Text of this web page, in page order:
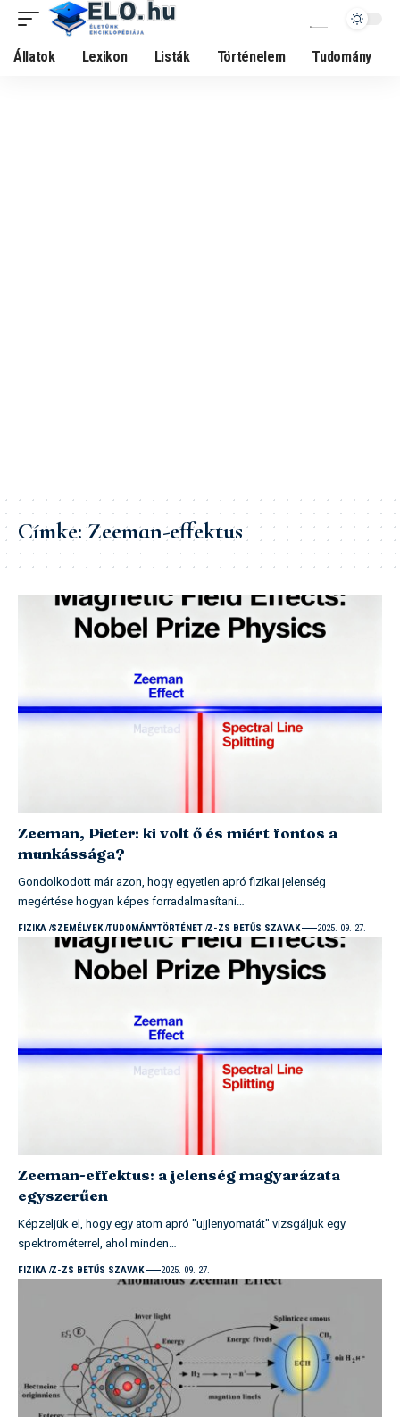
Állatok Lexikon Listák Történelem Tudomány
Címke:Zeeman-effektus
Zeeman, Pieter: ki volt ő és miért fontos a
munkássága?
Gondolkodott már azon, hogy egyetlen apró fizikai jelenség
megértése hogyan képes forradalmasítani…
FIZIKA SZEMÉLYEK TUDOMÁNYTÖRTÉNET Z-ZS BETŰS SZAVAK 2025. 09. 27.
Zeeman-effektus: a jelenség magyarázata
egyszerűen
Képzeljük el, hogy egy atom apró "ujjlenyomatát" vizsgáljuk egy
spektrométerrel, ahol minden…
FIZIKA Z-ZS BETŰS SZAVAK 2025. 09. 27.